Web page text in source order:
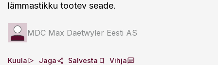
lämmastikku tootev seade.
MDC Max Daetwyler Eesti AS
Kuula Jaga Salvesta Vihja